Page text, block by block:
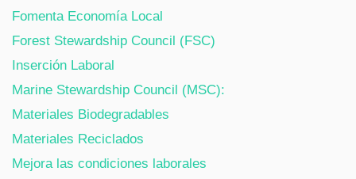
Fomenta Economía Local
Forest Stewardship Council (FSC)
Inserción Laboral
Marine Stewardship Council (MSC):
Materiales Biodegradables
Materiales Reciclados
Mejora las condiciones laborales